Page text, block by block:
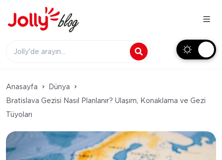
Anasayfa
Dünya
Bratislava Gezisi Nasıl Planlanır? Ulaşım, Konaklama ve Gezi
Tüyoları